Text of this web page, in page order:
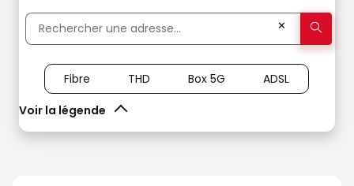
✕
Voir la légende
Fibre THD Box 5G ADSL